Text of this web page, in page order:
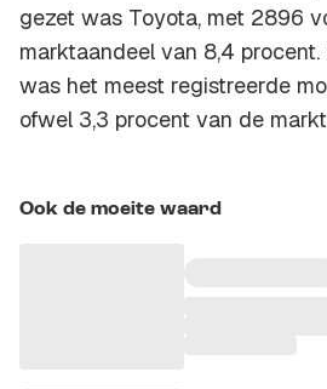
gezet was Toyota, met 2896
marktaandeel van 8,4 procent.
was het meest registreerde
ofwel 3,3 procent van de
Ook de moeite waard